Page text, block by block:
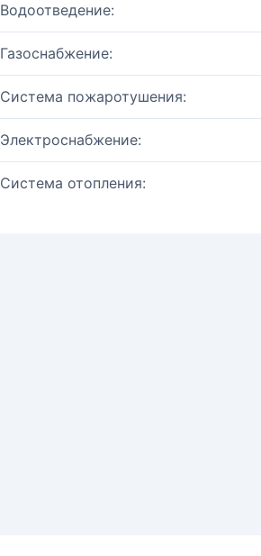
Водоотведение:
Газоснабжение:
Система пожаротушения:
Электроснабжение:
Система отопления: